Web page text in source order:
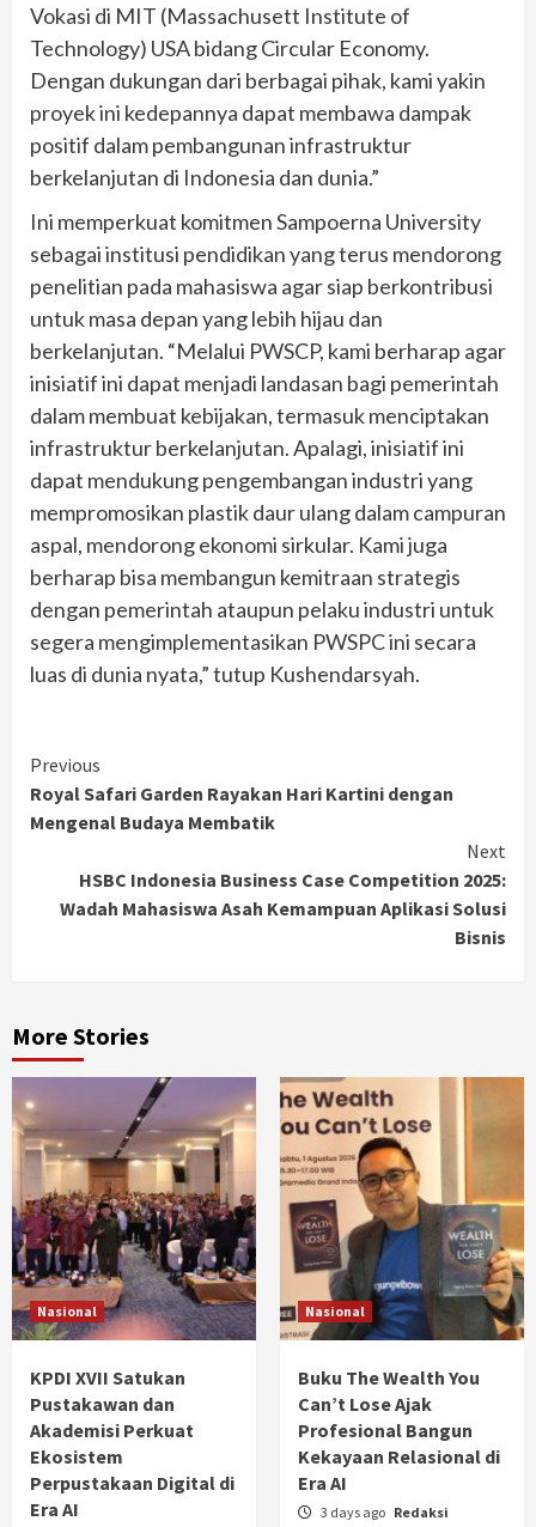
Vokasi di MIT (Massachusett Institute of
Technology) USA bidang Circular Economy.
Dengan dukungan dari berbagai pihak, kami yakin
proyek ini kedepannya dapat membawa dampak
positif dalam pembangunan infrastruktur
berkelanjutan di Indonesia dan dunia.”
Ini memperkuat komitmen Sampoerna University
sebagai institusi pendidikan yang terus mendorong
penelitian pada mahasiswa agar siap berkontribusi
untuk masa depan yang lebih hijau dan
berkelanjutan. “Melalui PWSCP, kami berharap agar
inisiatif ini dapat menjadi landasan bagi pemerintah
dalam membuat kebijakan, termasuk menciptakan
infrastruktur berkelanjutan. Apalagi, inisiatif ini
dapat mendukung pengembangan industri yang
mempromosikan plastik daur ulang dalam campuran
aspal, mendorong ekonomi sirkular. Kami juga
berharap bisa membangun kemitraan strategis
dengan pemerintah ataupun pelaku industri untuk
segera mengimplementasikan PWSPC ini secara
luas di dunia nyata,” tutup Kushendarsyah.
Continue
Reading
Previous
Royal Safari Garden Rayakan Hari Kartini dengan
Mengenal Budaya Membatik
Next
HSBC Indonesia Business Case Competition 2025:
Wadah Mahasiswa Asah Kemampuan Aplikasi Solusi
Bisnis
More Stories
Nasional
KPDI XVII Satukan
Pustakawan dan
Akademisi Perkuat
Ekosistem
Perpustakaan Digital di
Era AI
Nasional
Buku The Wealth You
Can’t Lose Ajak
Profesional Bangun
Kekayaan Relasional di
Era AI
3 days ago Redaksi